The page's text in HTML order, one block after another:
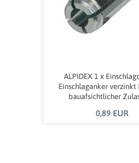
ALPIDEX 1 x
Einschlaganker verzinkt
bauafsichtlicher
0,89 EUR